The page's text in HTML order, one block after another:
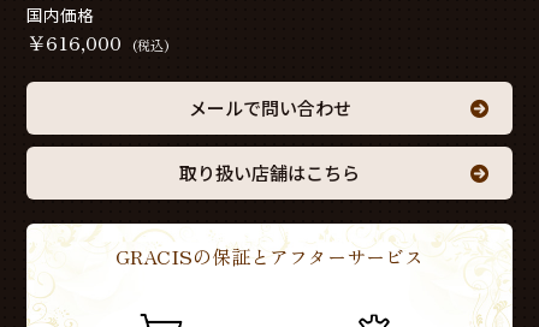
国内価格
￥616,000 (税込)
メールで問い合わせ
取り扱い店舗はこちら
GRACISの保証とアフターサービス